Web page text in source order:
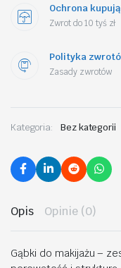
Ochrona
Zwrot do 10 tyś zł
Polityka
Zasady zwrotów
Kategoria: Bez kategorii
Opis Opinie (0)
Gąbki do makijażu –